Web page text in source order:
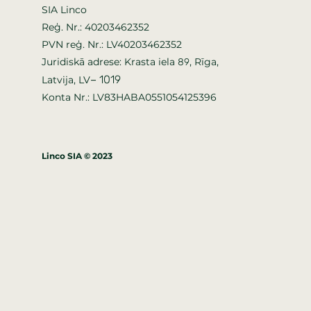
SIA Linco
Reģ. Nr.: 40203462352
PVN reģ. Nr.: LV40203462352
Juridiskā adrese: Krasta iela89, Rīga,
Latvija, LV– 1019
Konta Nr.: LV83HABA0551054125396
Linco SIA © 2023